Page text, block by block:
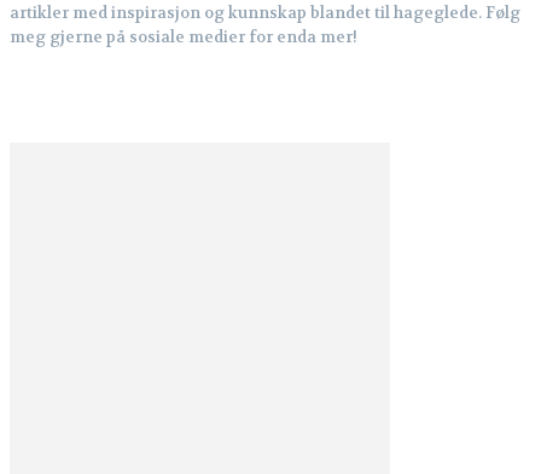
artikler med inspirasjon og kunnskap blandet til hageglede. Følg
meg gjerne på sosiale medier for enda mer!